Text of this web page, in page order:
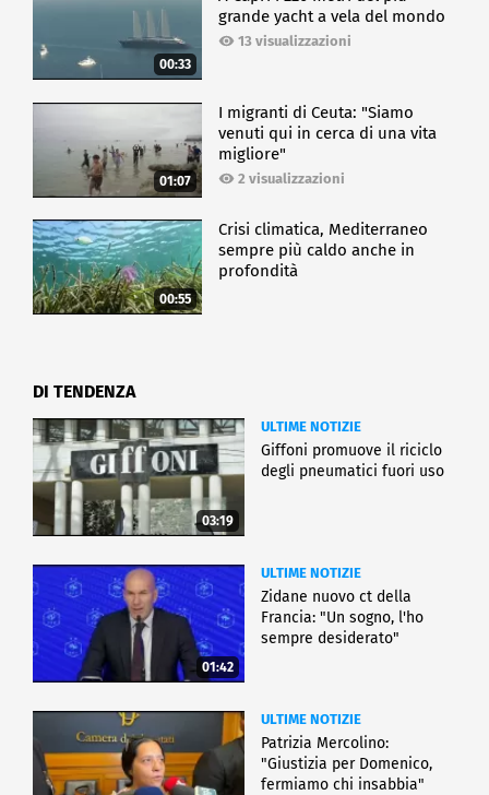
00:33
grande yacht a vela del mondo
13 visualizzazioni
01:07
I migranti di Ceuta: "Siamo
venuti qui in cerca di una vita
migliore"
2 visualizzazioni
00:55
Crisi climatica, Mediterraneo
sempre più caldo anche in
profondità
DI TENDENZA
03:19
ULTIME NOTIZIE
Giffoni promuove il riciclo
degli pneumatici fuori uso
01:42
ULTIME NOTIZIE
Zidane nuovo ct della
Francia: "Un sogno, l'ho
sempre desiderato"
ULTIME NOTIZIE
Patrizia Mercolino:
"Giustizia per Domenico,
fermiamo chi insabbia"